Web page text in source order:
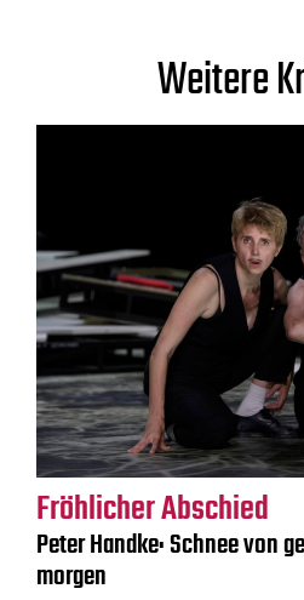
Weitere
Fröhlicher Abschied
Peter Handke: Schnee von
morgen